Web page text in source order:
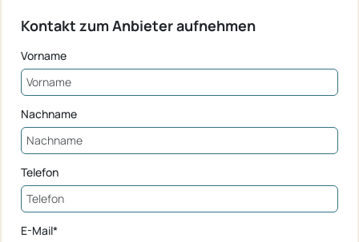
Kontakt zum Anbieter aufnehmen
Vorname
Nachname
Telefon
E-Mail*